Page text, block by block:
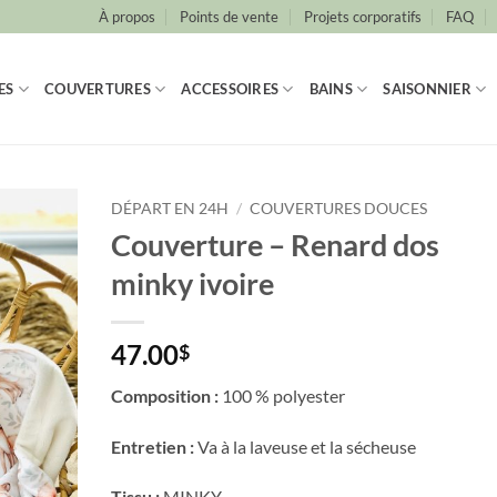
À propos Points de vente Projets corporatifs FAQ
COUVERTURES ACCESSOIRES BAINS SAISONNIER
DÉPART EN 24H / COUVERTURES DOUCES
Couverture – Renard dos
minky ivoire
47.00$
Composition :100 % polyester
Entretien :Va à la laveuse et la sécheuse